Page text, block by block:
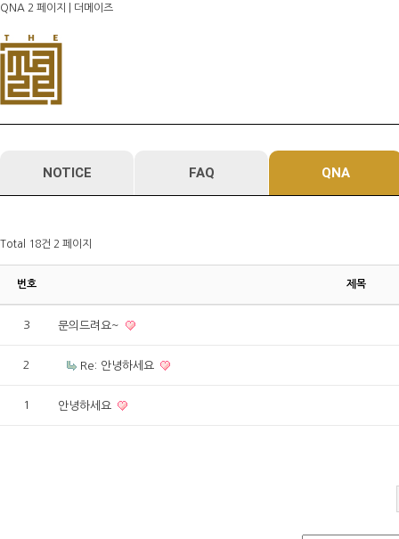
QNA 2 페이지 | 더메이즈
바
가
기
으
바
로
NOTICE FAQ QNA
Total 18건 2 페이지
번호 제목
3 문의드려요~
2 Re: 안녕하세요
1 안녕하세요